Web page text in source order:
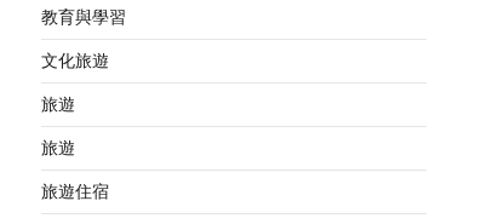
教育與學習
文化旅遊
旅遊
旅遊
旅遊住宿